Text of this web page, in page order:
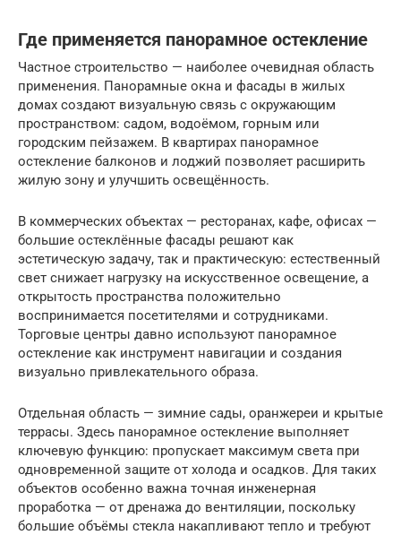
Где применяется панорамное остекление
Частное строительство — наиболее очевидная область
применения. Панорамные окна и фасады в жилых
домах создают визуальную связь с окружающим
пространством: садом, водоёмом, горным или
городским пейзажем. В квартирах панорамное
остекление балконов и лоджий позволяет расширить
жилую зону и улучшить освещённость.
В коммерческих объектах — ресторанах, кафе, офисах —
большие остеклённые фасады решают как
эстетическую задачу, так и практическую: естественный
свет снижает нагрузку на искусственное освещение, а
открытость пространства положительно
воспринимается посетителями и сотрудниками.
Торговые центры давно используют панорамное
остекление как инструмент навигации и создания
визуально привлекательного образа.
Отдельная область — зимние сады, оранжереи и крытые
террасы. Здесь панорамное остекление выполняет
ключевую функцию: пропускает максимум света при
одновременной защите от холода и осадков. Для таких
объектов особенно важна точная инженерная
проработка — от дренажа до вентиляции, поскольку
большие объёмы стекла накапливают тепло и требуют